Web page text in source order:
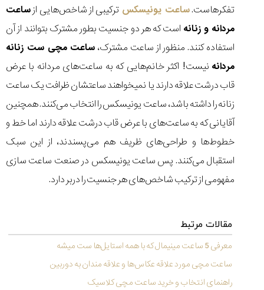
تفکر‌هاست.ساعت یونیسکس ترکیبی از شاخص‌هایی ازساعت
مردانه و زنانه است که هر دو جنسیت بطور مشترک بتوانند از آن
استفاده کنند. منظور از ساعت مشترک، ساعت مچی ست زنانه
مردانه نیست! اکثر خانم‌هایی که به ساعت‌های مردانه با عرض
قاب درشت علاقه دارند یا نمیخواهند ساعتشان ظرافت یک ساعت
زنانه را داشته باشد، ساعت یونیسکس را انتخاب می‌کنند. همچنین
آقایانی که به ساعت‌های با عرض قاب درشت علاقه دارند اما خط و
خطوط‌ها و طراحی‌های ظریف هم می‌پسندند، از این سبک
استقبال می‌کنند. پس ساعت یونیسکس در صنعت ساعت سازی
مفهومی از ترکیب شاخص‌های هر جنسیت را دربر دارد.
مقالات مرتبط
معرفی 5 ساعت مینیمال که با همه استایل‌ها ست میشه
ساعت مچی مورد علاقه عکاس‌ها و علاقه مندان به دوربین
راهنمای انتخاب و خرید ساعت مچی کلاسیک